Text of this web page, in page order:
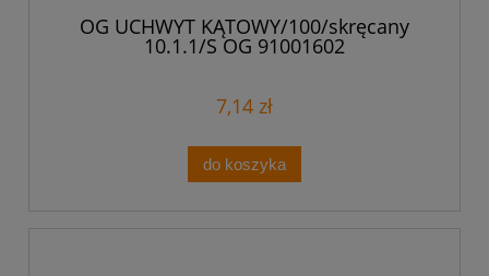
OG UCHWYT KĄTOWY/100/skręcany
10.1.1/S OG 91001602
7,14 zł
do koszyka